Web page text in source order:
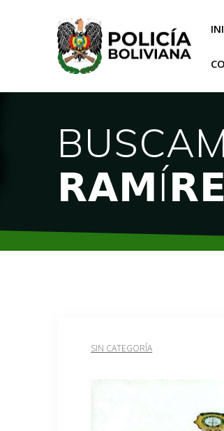
SIN CATEGORÍA